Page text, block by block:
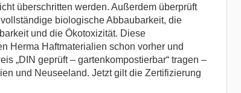
überschritten werden. Außerdem überprüft
biologische Abbaubarkeit, die
und die Ökotoxizität. Diese
Herma Haftmaterialien schon vorher und
„DIN geprüft – gartenkompostierbar“ tragen –
und Neuseeland. Jetzt gilt die Zertifizierung